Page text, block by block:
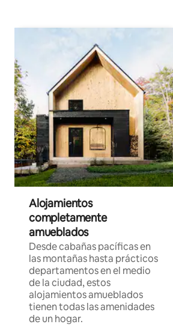
Alojamientos
completamente
amueblados
Desde cabañas pacíficas en
las montañas hasta prácticos
departamentos en el medio
de la ciudad, estos
alojamientos amueblados
tienen todas las amenidades
de un hogar.